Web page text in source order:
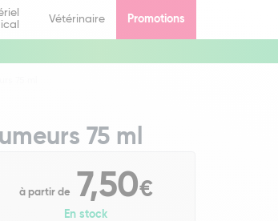
Vétérinaire Promotions
75 ml
à partir de 7,50€
En stock